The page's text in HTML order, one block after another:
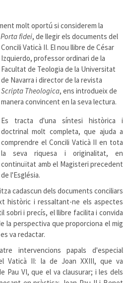
molt oportú si considerem la
Porta fidei, de llegir els documents del
Concili Vaticà II. El nou llibre de César
Izquierdo, professor ordinari de la
Facultat de Teologia de la Universitat
de Navarra i director de la revista
Scripta Theologica, ens introdueix de
manera convincent en la seva lectura.
Es tracta d'una síntesi històrica i
doctrinal molt completa, que ajuda a
comprendre el Concili Vaticà II en tota
la seva riquesa i originalitat, en
continuïtat amb el Magisteri precedent
de l'Església.
cadascun dels documents conciliars
històric i ressaltant-ne els aspectes
sobri i precís, el llibre facilita i convida
la perspectiva que proporciona el mig
va redactar.
intervencions papals d'especial
Vaticà II: la de Joan XXIII, que va
Pau VI, que el va clausurar; i les dels